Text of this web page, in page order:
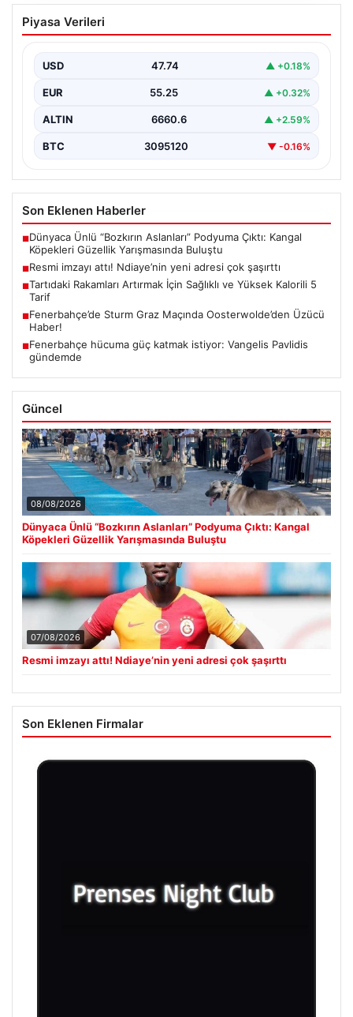
Resmi imzayı attı! Ndiaye’nin yeni
adresi çok şaşırttı
Piyasa Verileri
USD 47.74 ▲ +0.18%
EUR 55.25 ▲ +0.32%
ALTIN 6660.6 ▲ +2.59%
BTC 3095120 ▼ -0.16%
Son Eklenen Haberler
■Dünyaca Ünlü “Bozkırın Aslanları” Podyuma Çıktı: Kangal
Köpekleri Güzellik Yarışmasında Buluştu
■Resmi imzayı attı! Ndiaye’nin yeni adresi çok şaşırttı
■Tartıdaki Rakamları Artırmak İçin Sağlıklı ve Yüksek Kalorili 5
Tarif
■Fenerbahçe’de Sturm Graz Maçında Oosterwolde’den Üzücü
Haber!
■Fenerbahçe hücuma güç katmak istiyor: Vangelis Pavlidis
gündemde
Güncel
08/08/2026
Dünyaca Ünlü “Bozkırın Aslanları” Podyuma Çıktı: Kangal
Köpekleri Güzellik Yarışmasında Buluştu
07/08/2026
Resmi imzayı attı! Ndiaye’nin yeni adresi çok şaşırttı
Son Eklenen Firmalar